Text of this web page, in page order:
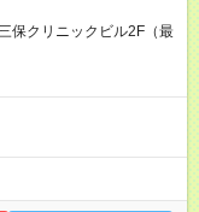
保クリニックビル2F（最